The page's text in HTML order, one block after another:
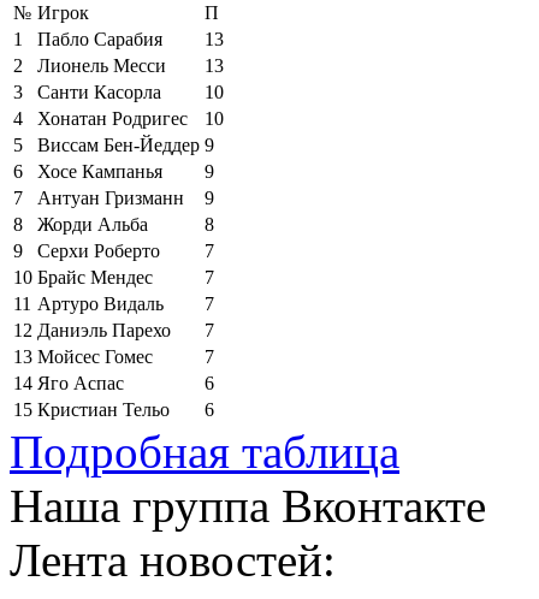
№ Игрок
П
1
Пабло Сарабия
13
2
Лионель Месси
13
3
Санти Касорла
10
4
Хонатан Родригес
10
5
Виссам Бен-Йеддер 9
6
Хосе Кампанья
9
7
Антуан Гризманн
9
8
Жорди Альба
8
9
Серхи Роберто
7
10 Брайс Мендес
7
11 Артуро Видаль
7
12 Даниэль Парехо
7
13 Мойсес Гомес
7
14 Яго Аспас
6
15 Кристиан Тельо 6
Подробная таблица
Наша группа Вконтакте
Лента новостей: